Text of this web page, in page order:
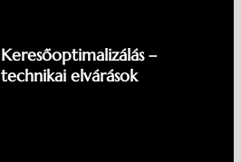
Keresőoptimalizálás –
technikai elvárások